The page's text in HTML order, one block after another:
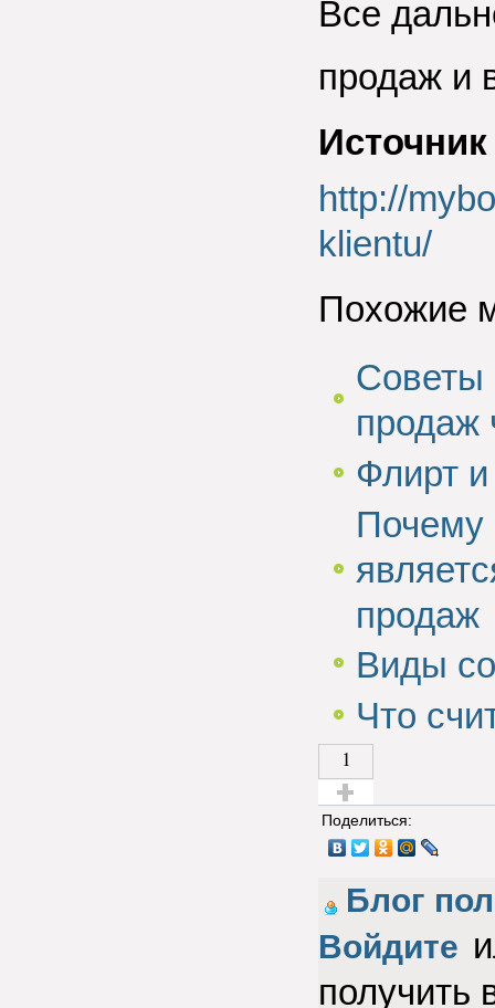
Все
продаж и
http://
klientu/
Похожие
Советы
продаж
Флирт
Почему
продаж
Виды
Что
1
Голос за!
Поделиться:
Блог
Войдите
получить